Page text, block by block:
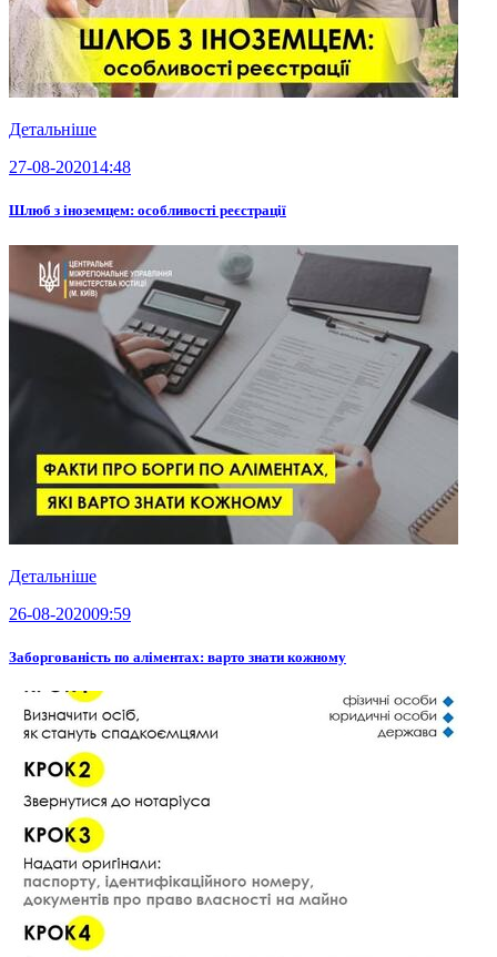
Детальніше
27-08-202014:48
Шлюб з іноземцем: особливості реєстрації
Детальніше
26-08-202009:59
Заборгованість по аліментах: варто знати кожному